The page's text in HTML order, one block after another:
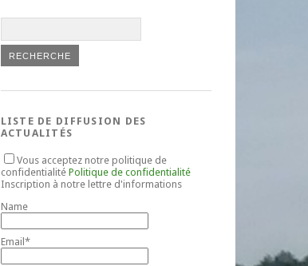
LISTE DE DIFFUSION DES
ACTUALITÉS
Vous acceptez notre politique de
confidentialité Politique de confidentialité
Inscription à notre lettre d'informations
Name
Email*